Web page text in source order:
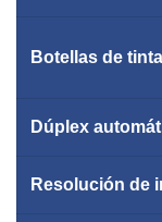
Botellas de
Dúplex
Resolución de